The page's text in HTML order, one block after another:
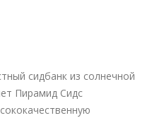
сидбанк из солнечной
Пирамид Сидс